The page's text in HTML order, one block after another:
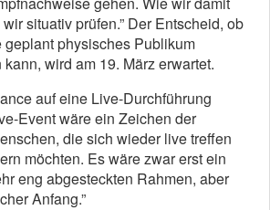
situativ prüfen.” Der Entscheid, ob
geplant physisches Publikum
wird am 19. März erwartet.
auf eine Live-Durchführung
Event wäre ein Zeichen der
die sich wieder live treffen
möchten. Es wäre zwar erst ein
eng abgesteckten Rahmen, aber
Anfang.”